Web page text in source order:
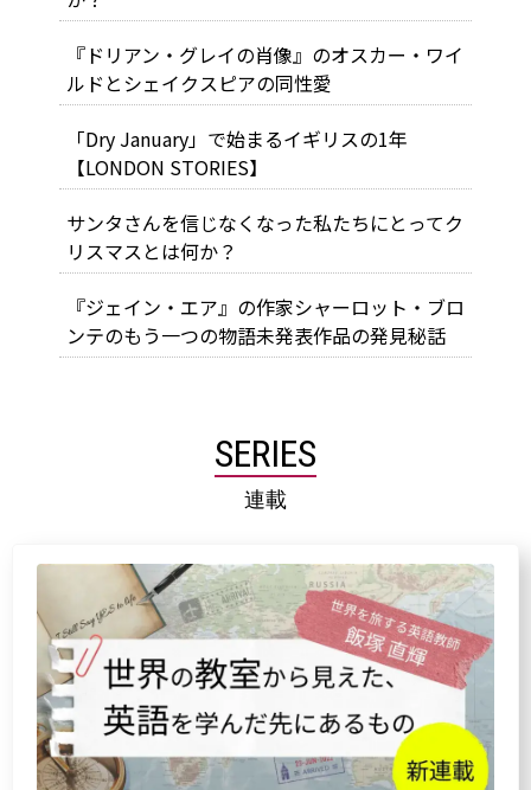
『ドリアン・グレイの肖像』のオスカー・ワイ
ルドとシェイクスピアの同性愛
「Dry January」で始まるイギリスの1年
【LONDON STORIES】
サンタさんを信じなくなった私たちにとってク
リスマスとは何か？
『ジェイン・エア』の作家シャーロット・ブロ
ンテのもう一つの物語――未発表作品の発見秘話
SERIES
連載